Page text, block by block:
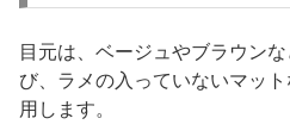
目元は、ベージュやブラウン
び、ラメの入っていないマッ
用します。